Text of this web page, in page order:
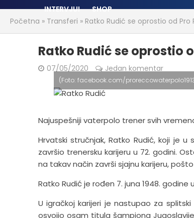
INTERVJUI
SHOP
Početna » Transferi » Ratko Rudić se oprostio od
Ratko Rudić se oprostio
07/05/2020 Jedan komentar
(Foto: facebook.com/
Najuspešniji vaterpolo trener svih
Hrvatski stručnjak, Ratko Rudić, koji je
završio trenersku karijeru u 72. godini.
na takav način završi sjajnu karijeru,
Ratko Rudić je rođen 7. juna 1948. godine
U igračkoj karijeri je nastupao za
osvojio osam titula šampiona